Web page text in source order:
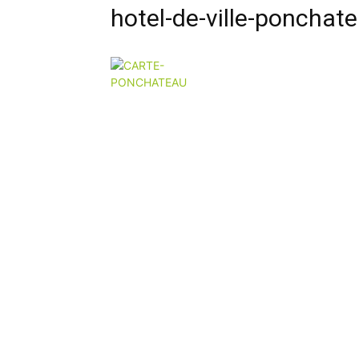
hotel-de-ville-